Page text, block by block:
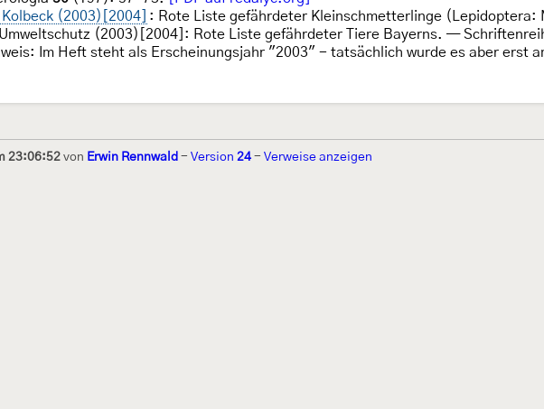
(2003)[2004]
: Rote Liste gefährdeter Kleinschmetterlinge
(2003)[2004]: Rote Liste gefährdeter Tiere Bayerns. —
Im Heft steht als Erscheinungsjahr "2003" - tatsächlich wurde es aber erst
23:06:52 von Erwin Rennwald - Version 24 - Verweise anzeigen